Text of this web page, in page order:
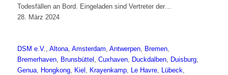
Todesfällen an Bord. Eingeladen sind Vertreter der…
28. März 2024
DSM e.V., Altona, Amsterdam, Antwerpen, Bremen,
Bremerhaven, Brunsbüttel , Cuxhaven, Duckdalben, Duisburg,
Genua, Hongkong, Kiel , Krayenkamp, Le Havre, Lübeck,